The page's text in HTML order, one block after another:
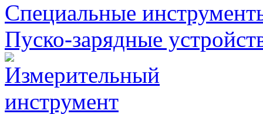
Специальные
Пуско-зарядные